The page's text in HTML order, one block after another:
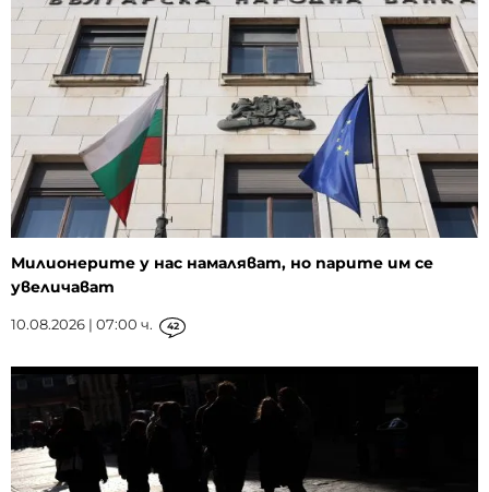
Милионерите у нас намаляват, но парите им се
увеличават
10.08.2026 | 07:00 ч. 42